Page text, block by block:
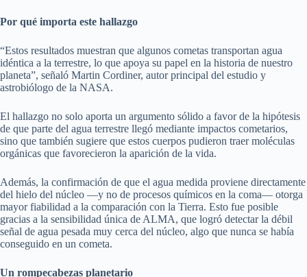
Por qué importa este hallazgo
“Estos resultados muestran que algunos cometas transportan agua
idéntica a la terrestre, lo que apoya su papel en la historia de nuestro
planeta”, señaló Martin Cordiner, autor principal del estudio y
astrobiólogo de la NASA.
El hallazgo no solo aporta un argumento sólido a favor de la hipótesis
de que parte del agua terrestre llegó mediante impactos cometarios,
sino que también sugiere que estos cuerpos pudieron traer moléculas
orgánicas que favorecieron la aparición de la vida.
Además, la confirmación de que el agua medida proviene directamente
del hielo del núcleo —y no de procesos químicos en la coma— otorga
mayor fiabilidad a la comparación con la Tierra. Esto fue posible
gracias a la sensibilidad única de ALMA, que logró detectar la débil
señal de agua pesada muy cerca del núcleo, algo que nunca se había
conseguido en un cometa.
Un rompecabezas planetario